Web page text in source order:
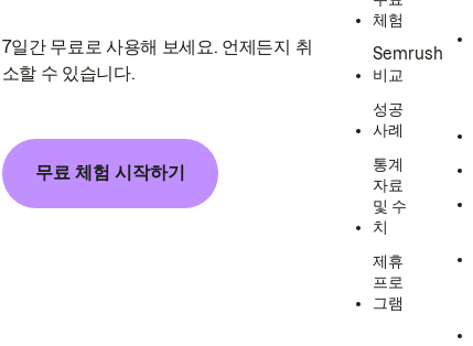
7일간 무료로 사용해 보세요. 언제든지 취
소할 수 있습니다.
무료 체험 시작하기
체험
Semrush
비교
성공
사례
통계
자료
및 수
치
제휴
프로
그램